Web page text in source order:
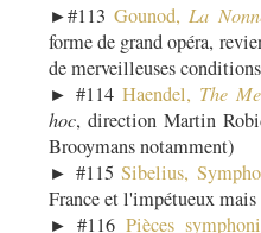
►#113Gounod,La
forme de grand opéra,
de merveilleuses
► #114 Haendel, The
hoc, direction Martin
Brooymans notamment)
► #115Sibelius,
France et l'impétueux
► #116Pièces